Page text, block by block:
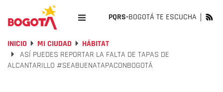
PQRS-BOGOTÁ TE ESCUCHA
INICIO MI CIUDAD
HÁBITAT
ASÍ PUEDES REPORTAR LA FALTA DE TAPAS DE
ALCANTARILLO #SEABUENATAPACONBOGOTÁ